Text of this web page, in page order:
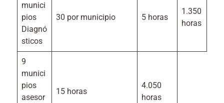
munici
pios
Diagnó
sticos
30 por municipio 5 horas
1.350
horas
9
munici
pios
asesor
15 horas
4.050
horas